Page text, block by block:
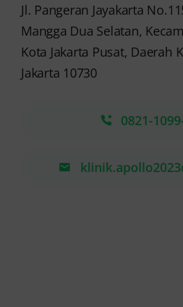
Jl. Pangeran Jayakarta
Mangga Dua Selatan,
Kota Jakarta Pusat, Daerah
Jakarta 10730
0821-